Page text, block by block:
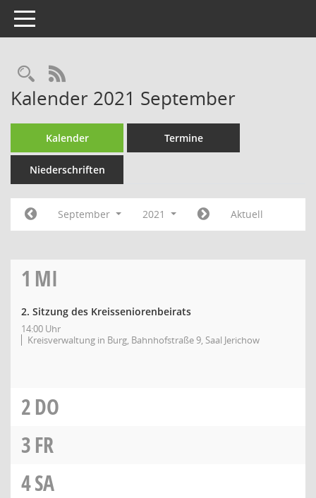
Toggle navigation
Rechercheauswahl
RSS-Feed
Kalender 2021 September
Kalender Termine
Niederschriften
September 2021 Aktuell
1 MI
2. Sitzung des Kreisseniorenbeirats
14:00 Uhr
Kreisverwaltung in Burg, Bahnhofstraße 9, Saal Jerichow
2DO
3FR
4SA